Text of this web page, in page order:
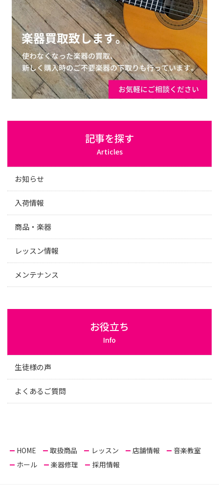
記事を探す
Articles
お知らせ
入荷情報
商品・楽器
レッスン情報
メンテナンス
お役立ち
Info
生徒様の声
よくあるご質問
HOME 取扱商品 レッスン 店舗情報
音楽教室
ホール
楽器修理 採用情報